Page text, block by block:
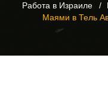
Работа в Израиле
Маями в Тель